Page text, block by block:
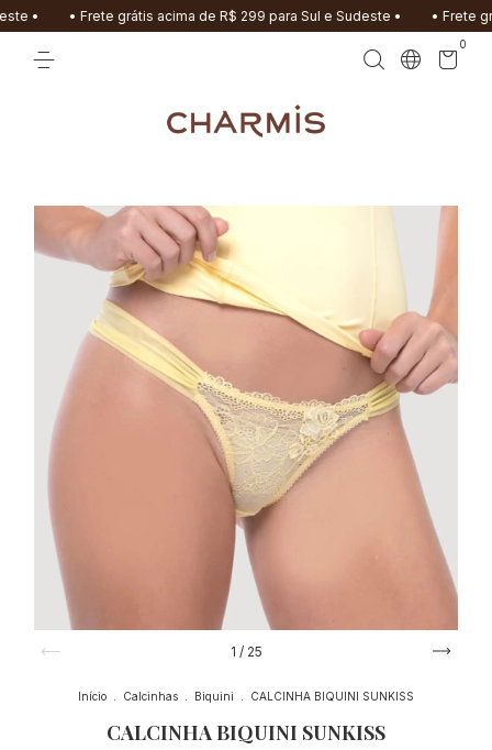
Frete grátis acima de R$ 299 para Sul e Sudeste • • Frete grátis acima
0
1 / 25
Início Calcinhas Biquini CALCINHA BIQUINI SUNKISS
CALCINHA BIQUINI SUNKISS